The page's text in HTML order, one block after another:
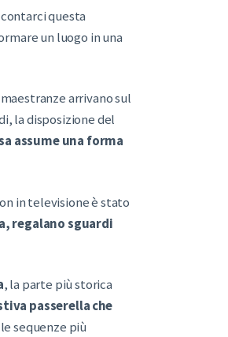
questa
un luogo in una
arrivano sul
la disposizione del
assume una forma
in televisione è stato
regalano sguardi
, la parte più storica
passerella che
sequenze più